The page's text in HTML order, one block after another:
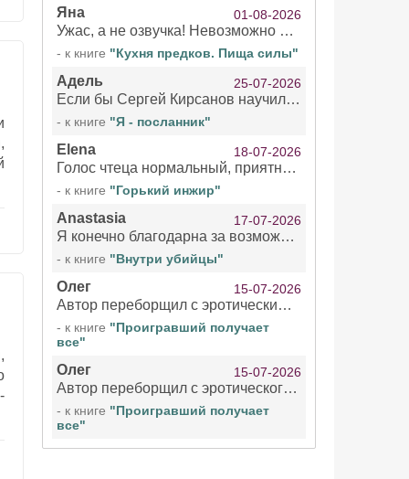
Яна 01-08-2026
Ужас, а не озвучка! Невозможно вникать в смысл текста из за кривляний чтеца
- к книге "Кухня предков. Пища силы"
Адель 25-07-2026
Если бы Сергей Кирсанов научился не сглатывать каждые 1-2 минуты слюну, так что слышно в микрофоне и, что вызывает отвращение, то мелжно было бы слушать.
- к книге "Я - посланник"
Elena 18-07-2026
Голос чтеца нормальный, приятный тембр. Мне очень понравилось озвучивание рассказа. Очень странный отзыв Надежды. Может у неё что-то с нервами?
- к книге "Горький инжир"
Anastasia 17-07-2026
Я конечно благодарна за возможность бесплатно слушать книги даже новинки , но чтение этой книги просто ужасно
- к книге "Внутри убийцы"
Олег 15-07-2026
Автор переборщил с эротическими сценами. Похоже, с этим у него проблемы.
- к книге "Проигравший получает
все"
Олег 15-07-2026
Автор переборщил с эротического сценами. Похоже, с этим у него проблемы.
- к книге "Проигравший получает
все"